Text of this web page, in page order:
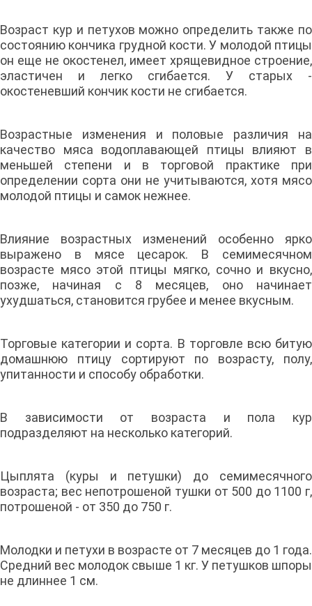
Возраст кур и петухов можно определить также по
состоянию кончика грудной кости. У молодой птицы
он еще не окостенел, имеет хрящевидное строение,
эластичен и легко сгибается. У старых -
окостеневший кончик кости не сгибается.
Возрастные изменения и половые различия на
качество мяса водоплавающей птицы влияют в
меньшей степени и в торговой практике при
определении сорта они не учитываются, хотя мясо
молодой птицы и самок нежнее.
Влияние возрастных изменений особенно ярко
выражено в мясе цесарок. В семимесячном
возрасте мясо этой птицы мягко, сочно и вкусно,
позже, начиная с 8 месяцев, оно начинает
ухудшаться, становится грубее и менее вкусным.
Торговые категории и сорта. В торговле всю битую
домашнюю птицу сортируют по возрасту, полу,
упитанности и способу обработки.
В зависимости от возраста и пола кур
подразделяют на несколько категорий.
Цыплята (куры и петушки) до семимесячного
возраста; вес непотрошеной тушки от 500 до 1100 г,
потрошеной - от 350 до 750 г.
Молодки и петухи в возрасте от 7 месяцев до 1 года.
Средний вес молодок свыше 1 кг. У петушков шпоры
не длиннее 1 см.